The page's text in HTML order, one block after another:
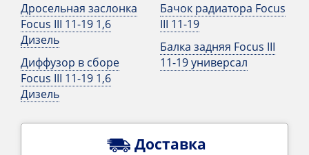
Дросельная заслонка
Focus III 11-19 1,6
Дизель
Диффузор в сборе
Focus III 11-19 1,6
Дизель
Бачок радиатора Focus
III 11-19
Балка задняя Focus III
11-19 универсал
Доставка